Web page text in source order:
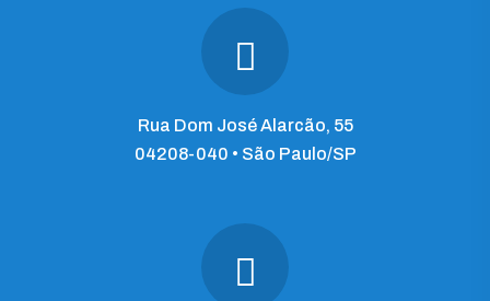
Rua Dom José Alarcão, 55
04208-040 • São Paulo/SP